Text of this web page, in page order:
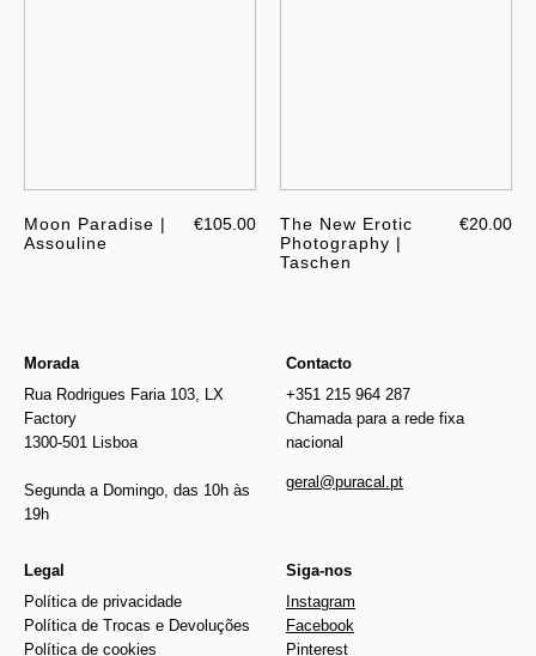
Moon Paradise |
Assouline
€105.00
The New Erotic
Photography |
Taschen
€20.00
Morada
Rua Rodrigues Faria 103, LX
Factory
1300-501 Lisboa
Segunda a Domingo, das 10h às
19h
Contacto
+351 215 964 287
Chamada para a rede fixa
nacional
geral@puracal.pt
Legal
Política de privacidade
Política de Trocas e Devoluções
Política de cookies
Siga-nos
Instagram
Facebook
Pinterest